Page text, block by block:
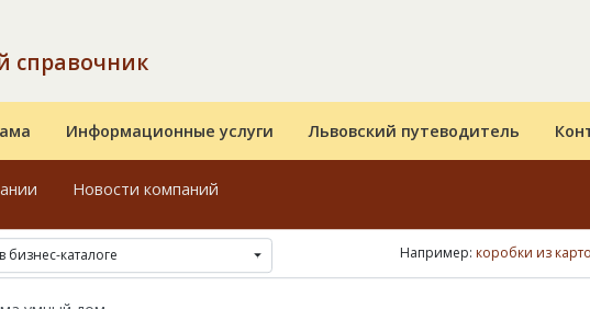
справочник
Информационные услуги Львовский путеводитель
Новости компаний
бизнес-каталоге Например: коробки из